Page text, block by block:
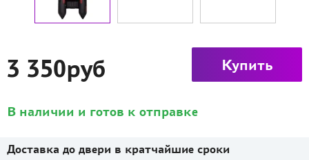
3 350руб Купить
В наличии и готов к отправке
Доставка до двери в кратчайшие сроки